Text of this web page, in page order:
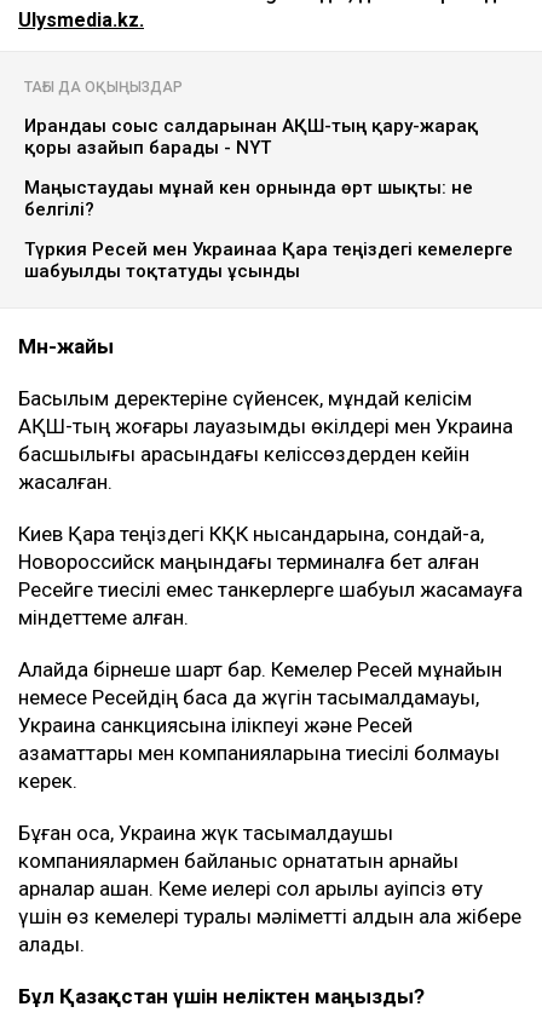
Ulysmedia.kz.
ТАҒЫ ДА ОҚЫҢЫЗДАР
Ирандағы соғыс салдарынан АҚШ-тың қару-жарақ
қоры азайып барады - NYT
Маңғыстаудағы мұнай кен орнында өрт шықты: не
белгілі?
Түркия Ресей мен Украинаға Қара теңіздегі кемелерге
шабуылды тоқтатуды ұсынды
Мән-жайы
Басылым деректеріне сүйенсек, мұндай келісім
АҚШ-тың жоғары лауазымды өкілдері мен Украина
басшылығы арасындағы келіссөздерден кейін
жасалған.
Киев Қара теңіздегі КҚК нысандарына, сондай-ақ,
Новороссийск маңындағы терминалға бет алған
Ресейге тиесілі емес танкерлерге шабуыл жасамауға
міндеттеме алған.
Алайда бірнеше шарт бар. Кемелер Ресей мұнайын
немесе Ресейдің басқа да жүгін тасымалдамауы,
Украина санкциясына ілікпеуі және Ресей
азаматтары мен компанияларына тиесілі болмауы
керек.
Бұған қоса, Украина жүк тасымалдаушы
компаниялармен байланыс орнататын арнайы
арналар ашқан. Кеме иелері сол арқылы қауіпсіз өту
үшін өз кемелері туралы мәліметті алдын ала жібере
алады.
Бұл Қазақстан үшін неліктен маңызды?